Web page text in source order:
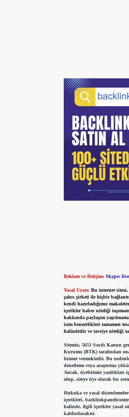
Reklam ve İletişim: Skype:
Yasal Uyarı: Bu internet
şahıs şirketi ile hiçbir
kendi hazırladığımız
içerikler haber niteliği
hakkında paylaşım
isim benzerlikleri tamamen
halindedir ve tavsiye niteliği
Sitemiz, 5651 Sayılı Kanun
Kurumu (BTK) tarafından
hizmet vermektedir. Bu
denetleme veya araştırma
Ancak, üyelerimiz yazdıkları
olup, siteye üye olarak bu
Hukuka ve yasal
içerikleri,
halinde, ilgili içerikler yasal
kaldırılacaktır.